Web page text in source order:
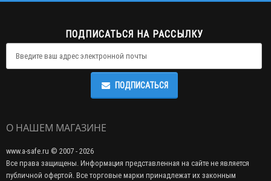
ПОДПИСАТЬСЯ НА РАССЫЛКУ
ПОДПИСАТЬСЯ
О НАШЕМ МАГАЗИНЕ
www.a-safe.ru © 2007 - 2026
Все права защищены. Информация представленная на сайте не является
публичной офертой. Все торговые марки принадлежат их законным